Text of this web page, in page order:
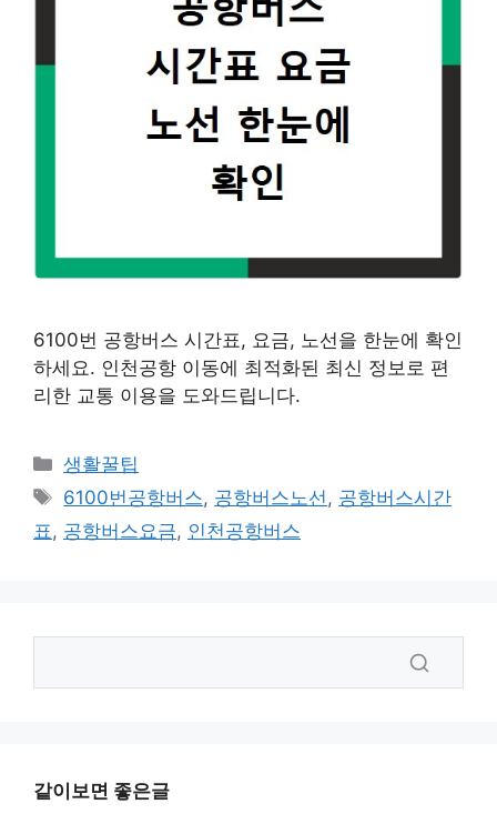
6100번 공항버스 시간표, 요금, 노선을 한눈에 확인
하세요. 인천공항 이동에 최적화된 최신 정보로 편
리한 교통 이용을 도와드립니다.
카
테
리
생활꿀팁
태
그
6100번공항버스, 공항버스노선, 공항버스시간
표, 공항버스요금, 인천공항버스
같이보면 좋은글